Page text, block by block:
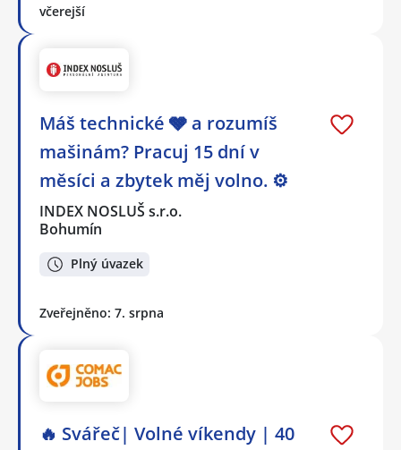
včerejší
Máš technické 🩶 a rozumíš
mašinám? Pracuj 15 dní v
měsíci a zbytek měj volno. ⚙
INDEX NOSLUŠ s.r.o.
Bohumín
Plný úvazek
Zveřejněno: 7. srpna
🔥 Svářeč| Volné víkendy | 40